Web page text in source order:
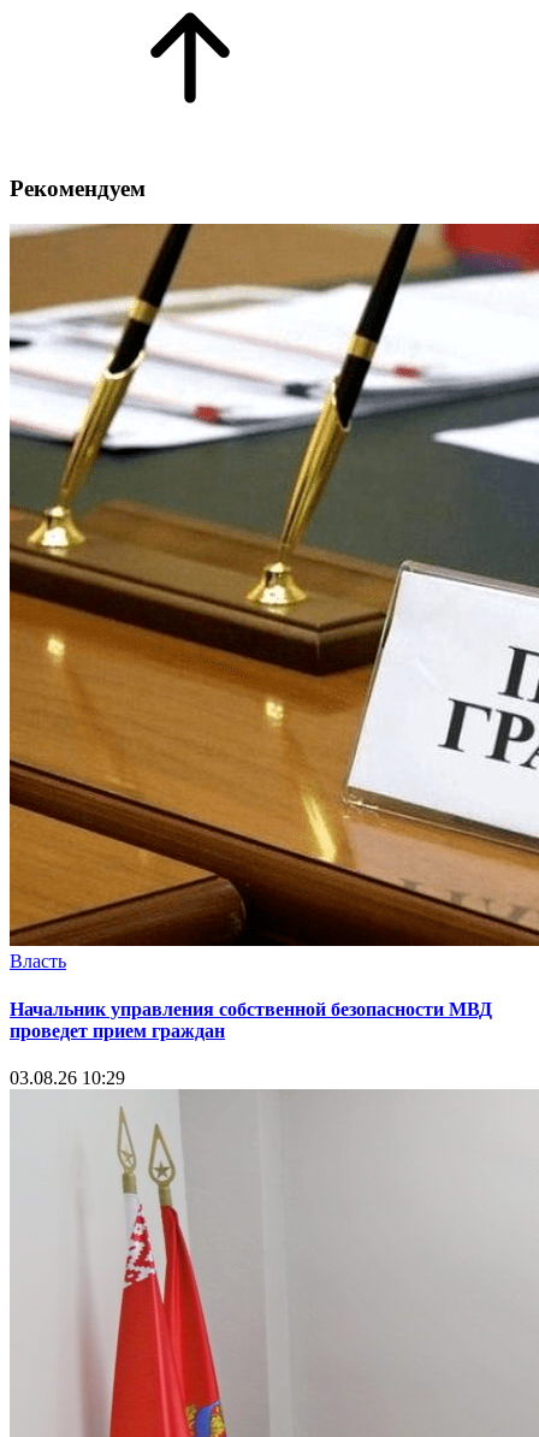
Рекомендуем
Власть
Начальник управления собственной безопасности МВД
проведет прием граждан
03.08.26 10:29